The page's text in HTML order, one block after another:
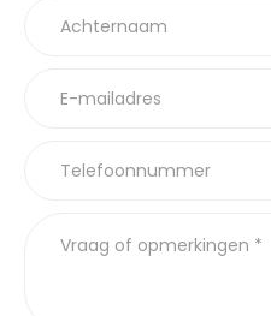
Achternaam
E-mailadres
Telefoonnummer
Vraag of opmerkingen *